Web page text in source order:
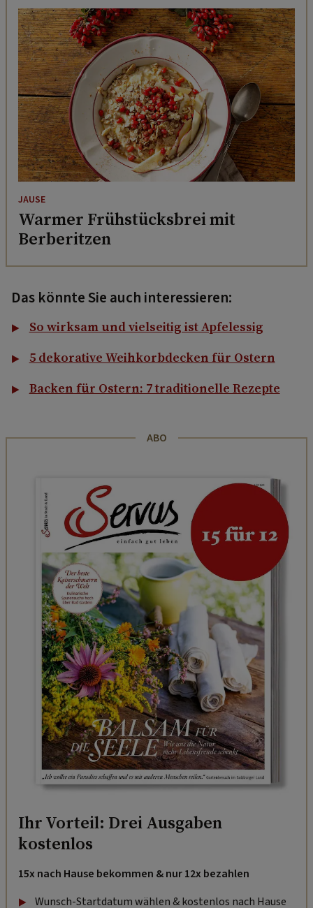
JAUSE
Warmer Frühstücksbrei mit
Berberitzen
Das könnte Sie auch interessieren:
So wirksam und vielseitig ist Apfelessig
5 dekorative Weihkorbdecken für Ostern
Backen für Ostern: 7 traditionelle Rezepte
ABO
Ihr Vorteil: Drei Ausgaben
kostenlos
15x nach Hause bekommen & nur 12x bezahlen
Wunsch-Startdatum wählen & kostenlos nach Hause